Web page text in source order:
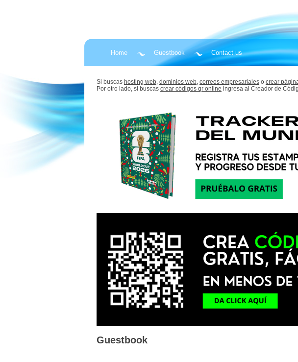
Home Guestbook Contact us
Si buscas hosting web, dominios web, correos empresariales o crear
Por otro lado, si buscas crear códigos qr online ingresa al Creador de
Guestbook